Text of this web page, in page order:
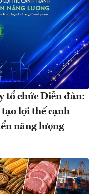
tổ chức Diễn đàn:
lợi thế cạnh
năng lượng